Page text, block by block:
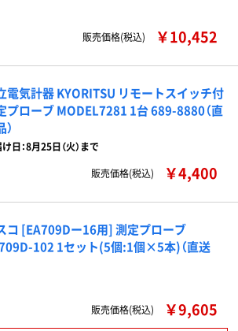
販売価格(税込) ￥10,452
電気計器 KYORITSU リモートスイッチ付
プローブ MODEL7281 1台 689-8880（直
日：8月25日（火）まで
販売価格(税込)
￥4,400
コ [EA709Dー16用] 測定プローブ
102 1セット(5個:1個×5本)（直送
販売価格(税込) ￥9,605